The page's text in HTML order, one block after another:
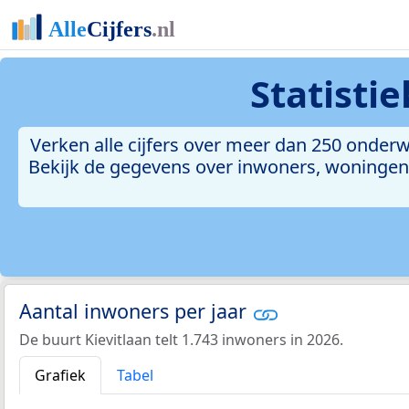
Verken alle cijfers over meer dan 250
Bekijk de gegevens over inwoners,
Aantal inwoners per jaar
De buurt Kievitlaan telt 1.743 inwoners in 2026.
Grafiek
Tabel